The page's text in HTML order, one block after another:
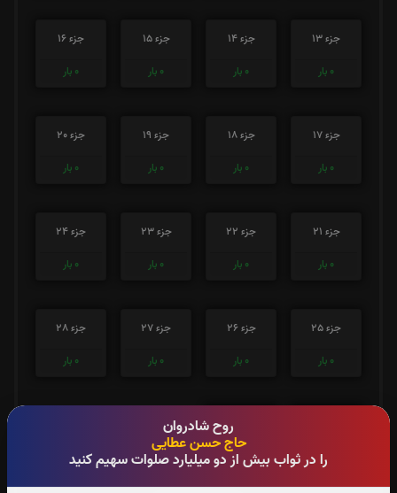
روح شادروان
حاج حسن عطایی
را در ثواب بیش از دو میلیارد صلوات سهیم کنید
جزء 13
0 بار
جزء 14
0 بار
جزء 15
0 بار
جزء 16
0 بار
جزء 17
0 بار
جزء 18
0 بار
جزء 19
0 بار
جزء 20
0 بار
جزء 21
0 بار
جزء 22
0 بار
جزء 23
0 بار
جزء 24
0 بار
جزء 25
0 بار
جزء 26
0 بار
جزء 27
0 بار
جزء 28
0 بار
بار
0 بار